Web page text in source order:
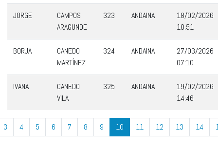
JORGE
CAMPOS
ARAGUNDE
323 ANDAINA
18/02/2026
18:51
BORJA
CANEDO
MARTÍNEZ
324 ANDAINA
27/03/2026
07:10
IVANA
CANEDO
VILA
325 ANDAINA
19/02/2026
14:46
3 4 5 6 7 8 9 10 11 12 13 14